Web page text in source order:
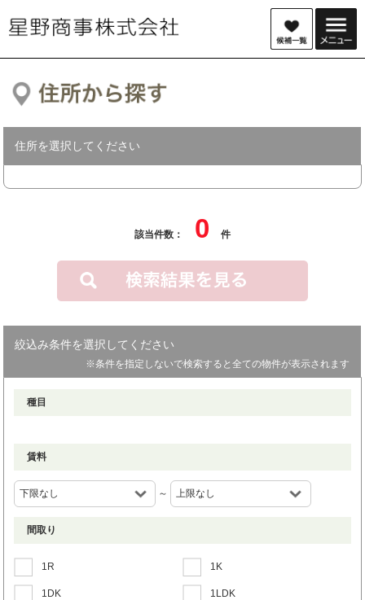
住所を選択してください
該当件数： 0 件
絞込み条件を選択してください
※条件を指定しないで検索すると全ての物件が表示されます
種目
賃料
～
間取り
1R 1K
1DK 1LDK